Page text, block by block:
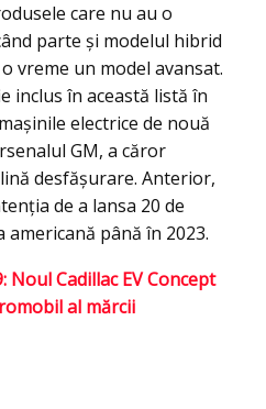
care nu au o
parte şi modelul hibrid
vreme un model avansat.
inclus în această listă în
electrice de nouă
GM, a căror
desfăşurare. Anterior,
de a lansa 20 de
până în 2023.
Cadillac EV Concept
al mărcii